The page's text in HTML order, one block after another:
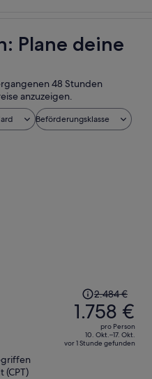
Plane deine
48 Stunden
anzuzeigen.
Beförderungsklasse
Der
Preis
betrug
2.484 €,
jetzt
2.484 €
1.758 €
pro Person
10. Okt.–17. Okt.
vor 1 Stunde gefunden
(CPT)